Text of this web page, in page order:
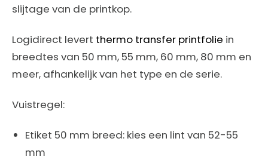
slijtage van de printkop.
Logidirect levert thermo transfer printfolie in
breedtes van 50 mm, 55 mm, 60 mm, 80 mm en
meer, afhankelijk van het type en de serie.
Vuistregel:
Etiket 50 mm breed: kies een lint van 52-55
mm